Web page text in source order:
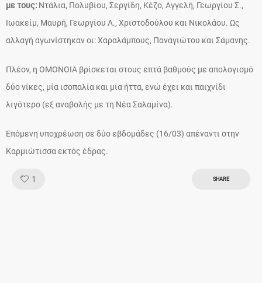
με τους: Ντάλια, Πολυβίου, Σεργίδη, Κέζο, Αγγελή, Γεωργίου Σ.,
Ιωακείμ, Μαυρή, Γεωργίου Λ., Χριστοδούλου και Νικολάου. Ως
αλλαγή αγωνίστηκαν οι: Χαραλάμπους, Παναγιώτου και Σάμανης.
Πλέον, η ΟΜΟΝΟΙΑ βρίσκεται στους επτά βαθμούς με απολογισμό
δύο νίκες, μία ισοπαλία και μία ήττα, ενώ έχει και παιχνίδι
λιγότερο (εξ αναβολής με τη Νέα Σαλαμίνα).
Επόμενη υποχρέωση σε δύο εβδομάδες (16/03) απέναντι στην
Καρμιώτισσα εκτός έδρας.
1 SHARE